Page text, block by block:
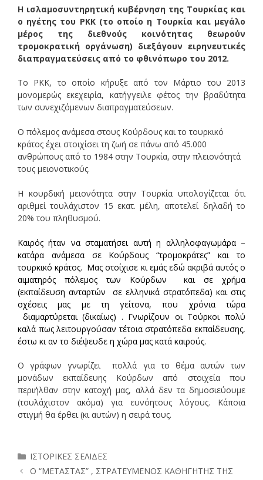
Η ισλαμοσυντηρητική κυβέρνηση της Τουρκίας και
ο ηγέτης του PKK (το οποίο η Τουρκία και μεγάλο
μέρος της διεθνούς κοινότητας θεωρούν
τρομοκρατική οργάνωση) διεξάγουν ειρηνευτικές
διαπραγματεύσεις από το φθινόπωρο του 2012.
Το PKK, το οποίο κήρυξε από τον Μάρτιο του 2013
μονομερώς εκεχειρία, κατήγγειλε φέτος την βραδύτητα
των συνεχιζόμενων διαπραγματεύσεων.
Ο πόλεμος ανάμεσα στους Κούρδους και το τουρκικό
κράτος έχει στοιχίσει τη ζωή σε πάνω από 45.000
ανθρώπους από το 1984 στην Τουρκία, στην πλειονότητά
τους μειονοτικούς.
Η κουρδική μειονότητα στην Τουρκία υπολογίζεται ότι
αριθμεί τουλάχιστον 15 εκατ. μέλη, αποτελεί δηλαδή το
20% του πληθυσμού.
Καιρός ήταν να σταματήσει αυτή η αλληλοφαγωμάρα –
κατάρα ανάμεσα σε Κούρδους “τρομοκράτες” και το
τουρκικό κράτος. Μας στοίχισε κι εμάς εδώ ακριβά αυτός ο
αιματηρός πόλεμος των Κούρδων και σε χρήμα
(εκπαίδευση ανταρτών σε ελληνικά στρατόπεδα) και στις
σχέσεις μας με τη γείτονα, που χρόνια τώρα
διαμαρτύρεται (δικαίως) . Γνωρίζουν οι Τούρκοι πολύ
καλά πως λειτουργούσαν τέτοια στρατόπεδα εκπαίδευσης,
έστω κι αν το διέψευδε η χώρα μας κατά καιρούς.
Ο γράφων γνωρίζει πολλά για το θέμα αυτών των
μονάδων εκπαίδευης Κούρδων από στοιχεία που
περιήλθαν στην κατοχή μας, αλλά δεν τα δημοσιεύουμε
(τουλάχιστον ακόμα) για ευνόητους λόγους. Κάποια
στιγμή θα έρθει (κι αυτών) η σειρά τους.
Κατηγορίες
ΙΣΤΟΡΙΚΕΣ ΣΕΛΙΔΕΣ
Ο “ΜΕΤΑΣΤΑΣ” , ΣΤΡΑΤΕΥΜΕΝΟΣ ΚΑΘΗΓΗΤΗΣ ΤΗΣ